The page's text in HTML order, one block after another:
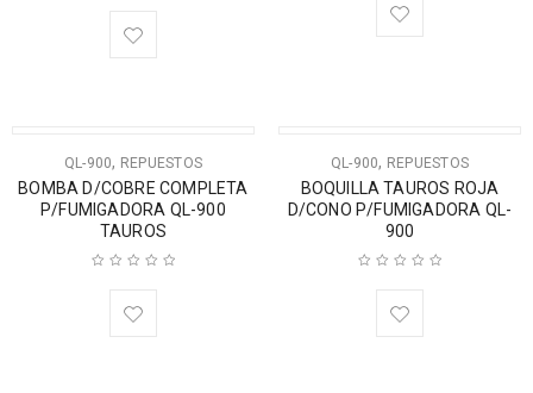
QL-900, REPUESTOS
BOMBA D/COBRE COMPLETA
P/FUMIGADORA QL-900
TAUROS
QL-900, REPUESTOS
BOQUILLA TAUROS ROJA
D/CONO P/FUMIGADORA QL-
900